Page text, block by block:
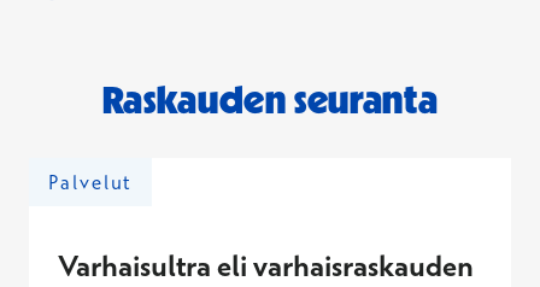
Raskauden seuranta
Palvelut
Varhaisultra eli varhaisraskauden